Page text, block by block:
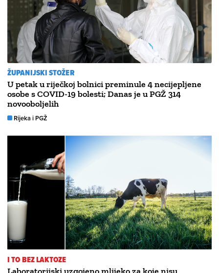
ŽUPANIJSKI STOŽER
U petak u riječkoj bolnici preminule 4 necijepljene
osobe s COVID-19 bolesti; Danas je u PGŽ 314
novooboljelih
Rijeka i PGŽ
I TO BEZ LAKTOZE